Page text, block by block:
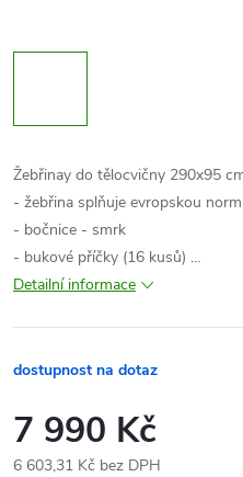
Žebřinay do tělocvičny 290x95
- žebřina splňuje evropskou
- bočnice - smrk
- bukové příčky (16 kusů) …
Detailní informace
dostupnost na dotaz
7 990 Kč
6 603,31 Kč bez DPH